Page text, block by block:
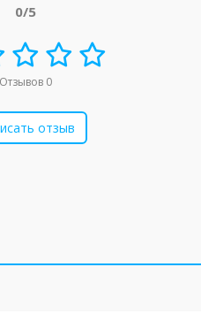
0/5
Отзывов 0
отзыв